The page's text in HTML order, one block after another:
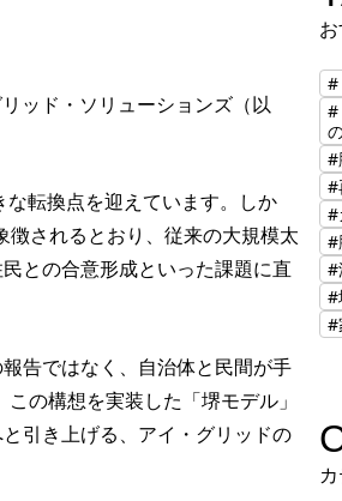
ッド・ソリューションズ（以
転換点を迎えています。しか
されるとおり、従来の大規模太
との合意形成といった課題に直
告ではなく、自治体と民間が手
の構想を実装した「堺モデル」
引き上げる、アイ・グリッドの
#
#
#
#
#
#
#
#
#